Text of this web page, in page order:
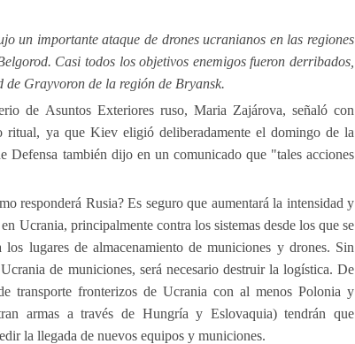
un importante ataque de drones ucranianos en las regiones
Casi todos los objetivos enemigos fueron derribados,
Grayvoron de la región de Bryansk.
de Asuntos Exteriores ruso, Maria Zajárova, señaló con
ritual, ya que Kiev eligió deliberadamente el domingo de la
Defensa también dijo en un comunicado que "tales acciones
responderá Rusia? Es seguro que aumentará la intensidad y
Ucrania, principalmente contra los sistemas desde los que se
lugares de almacenamiento de municiones y drones. Sin
de municiones, será necesario destruir la logística. De
transporte fronterizos de Ucrania con al menos Polonia y
armas a través de Hungría y Eslovaquia) tendrán que
la llegada de nuevos equipos y municiones.